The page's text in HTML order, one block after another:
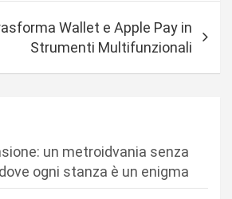
Wallet e Apple Pay in
Strumenti Multifunzionali
un metroidvania senza
ogni stanza è un enigma